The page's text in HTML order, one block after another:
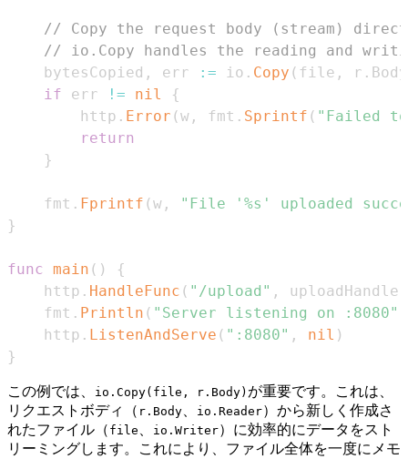
// Copy the request body (stream)
// io.Copy handles the reading and
	bytesCopied
, err := io . Copy ( file , r . Body
if err != nil
{
		http
. Error (w , fmt . Sprintf ( "Failed
return
}
	fmt
. Fprintf (w ,
"File '%s' uploaded
}
func main ( )
{
	http
. HandleFunc ( "/upload" ,
uploadHandler
	fmt
. Println ( "Server listening on :8080"
	http
. ListenAndServe ( ":8080" , nil )
}
この例では、 io.Copy(file, r.Body) が重要です。これは、
リクエストボディ（ r.Body io.Reader）から新しく作成さ
れたファイル（ file io.Writer）に効率的にデータをスト
リーミングします。これにより、ファイル全体を一度にメモ